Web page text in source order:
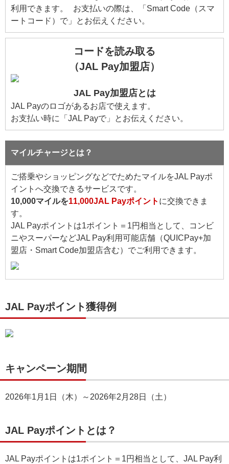
利用できます。 お支払いの際は、「Smart Code（スマ
ートコード）で」とお伝えください。
コードを読み取る
（JAL Pay加盟店）
JAL Pay加盟店とは
JAL Payのロゴがあるお店で使えます。
お支払い時に「JAL Payで」とお伝えください。
マイルチャージとは？
ご搭乗やショッピングなどでためたマイルをJAL Payポ
イントへ交換できるサービスです。
10,000マイルを11,000JAL Payポイント に交換できま
す。
JAL Payポイントは1ポイント＝1円相当として、コンビ
ニやスーパーなどJAL Pay利用可能店舗（QUICPay+加
盟店・Smart Code加盟店含む）でご利用できます。
JAL Payポイント獲得例
キャンペーン期間
2026年1月1日（木）～2026年2月28日（土）
JAL Payポイントとは？
JAL Payポイントは1ポイント＝1円相当として、JAL Pay利